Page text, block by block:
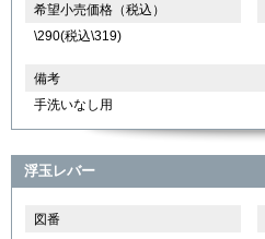
希望小売価格（税込）
\290(税込\319)
備考
手洗いなし用
浮玉レバー
図番